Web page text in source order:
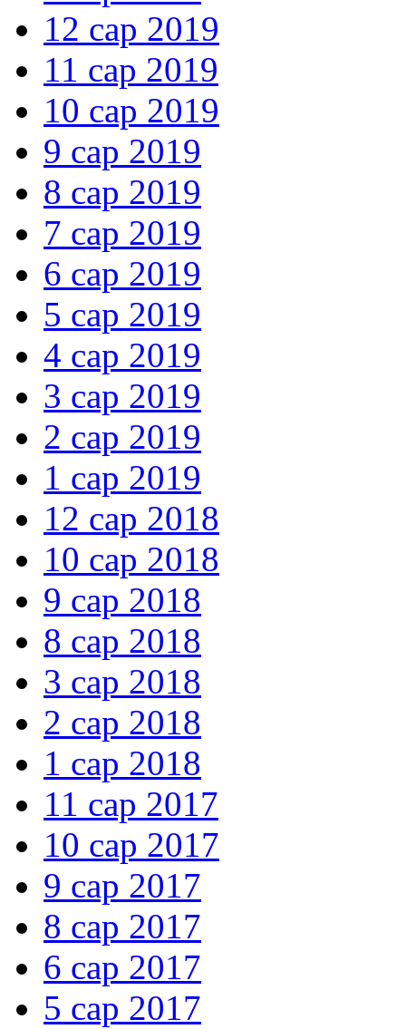
12 сар 2019
11 сар 2019
10 сар 2019
9 сар 2019
8 сар 2019
7 сар 2019
6 сар 2019
5 сар 2019
4 сар 2019
3 сар 2019
2 сар 2019
1 сар 2019
12 сар 2018
10 сар 2018
9 сар 2018
8 сар 2018
3 сар 2018
2 сар 2018
1 сар 2018
11 сар 2017
10 сар 2017
9 сар 2017
8 сар 2017
6 сар 2017
5 сар 2017